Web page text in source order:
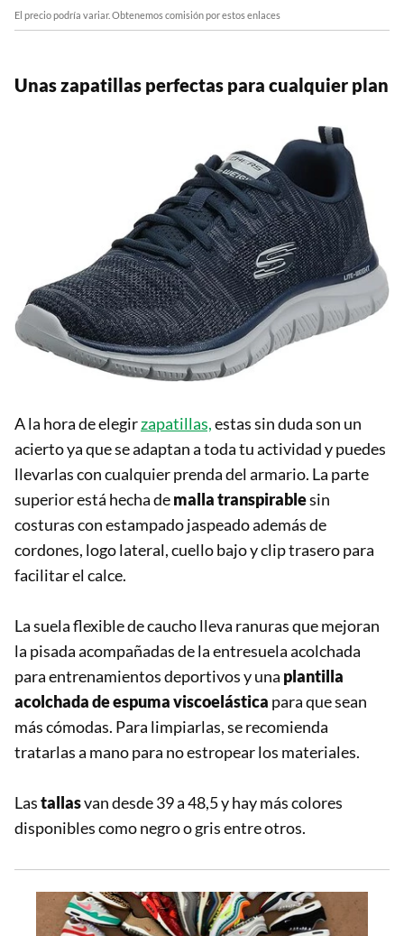
El precio podría variar. Obtenemos comisión por estos enlaces
Unas zapatillas perfectas para cualquier plan
A la hora de elegirzapatillas,estas sin duda son un
acierto ya que se adaptan a toda tu actividad y puedes
llevarlas con cualquier prenda del armario. La parte
superior está hecha demalla transpirablesin
costuras con estampado jaspeado además de
cordones, logo lateral, cuello bajo y clip trasero para
facilitar el calce.
La suela flexible de caucho lleva ranuras que mejoran
la pisada acompañadas de la entresuela acolchada
para entrenamientos deportivos y una plantilla
acolchada de espuma viscoelástica para que sean
más cómodas. Para limpiarlas, se recomienda
tratarlas a mano para no estropear los materiales.
Lastallasvan desde 39 a 48,5 y hay más colores
disponibles como negro o gris entre otros.